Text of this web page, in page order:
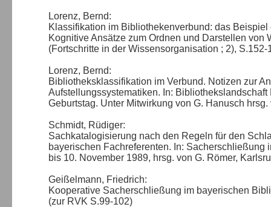
Lorenz, Bernd:
Klassifikation im Bibliothekenverbund: das
Kognitive Ansätze zum Ordnen und Darstellen von
(Fortschritte in der Wissensorganisation ; 2), S.152-
Lorenz, Bernd:
Bibliotheksklassifikation im Verbund. Notizen zur
Aufstellungssystematiken. In:
Geburtstag. Unter Mitwirkung von G. Hanusch
Schmidt, Rüdiger:
Sachkatalogisierung nach den Regeln für den
bayerischen Fachreferenten. In: Sacherschließung
bis 10. November 1989, hrsg. von G. Römer,
Geißelmann, Friedrich:
Kooperative Sacherschließung im bayerischen
(zur RVK S.99-102)